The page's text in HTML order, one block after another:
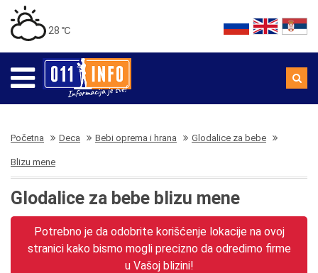
28 ℃
Početna Deca Bebi oprema i hrana Glodalice za bebe
Blizu mene
Glodalice za bebe blizu mene
Potrebno je da odobrite korišćenje lokacije na ovoj
stranici kako bismo mogli precizno da odredimo firme
u Vašoj blizini!